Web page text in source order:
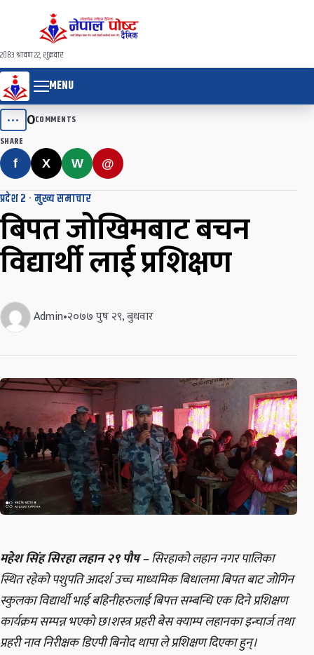
२०८३ श्रावण २२, शुक्रवार
MENU
••• 0COMMENTS
SHARE
f X W @
प्रदेश २ · मुख्य समाचार
बिपत जोखिमबाट बचन
विद्यार्थी लाई प्रशिक्षण
Admin•२०७७ पुष २९, बुधवार
महेश सिंह सिरहा लहान २९ पौष –सिरहाको लहान नगर पालिका
स्थित रहेको पशुपति आदर्श उच्च माध्यमिक बिधालमा बिपत बाट जोगिन
स्कुलका विद्यार्थी भाई बहिनीहरुलाई बिपत्त सम्बन्धि एक दिने प्रशिक्षण
कार्यक्रम सम्पन्न भएको छ।शस्त्र प्रहरी बेस क्याम्प लहानका इन्चार्ज तथा
प्रहरी नाव निरीक्षक डिएपी बिनोद थापा ले प्रशिक्षण दिएका हुन्।